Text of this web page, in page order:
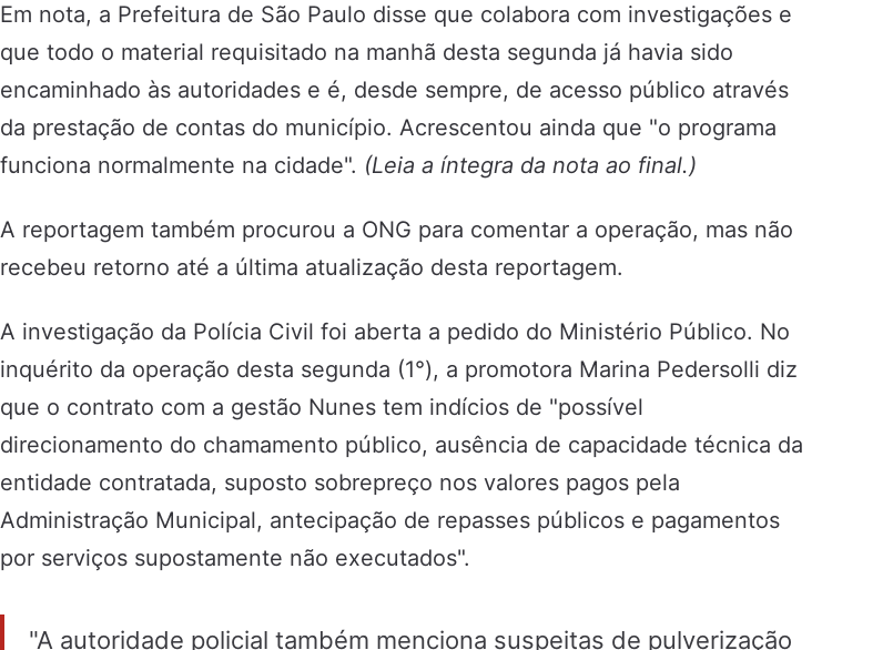
Em nota, a Prefeitura de São Paulo disse que colabora com investigações e
que todo o material requisitado na manhã desta segunda já havia sido
encaminhado às autoridades e é, desde sempre, de acesso público através
da prestação de contas do município. Acrescentou ainda que "o programa
funciona normalmente na cidade". (Leia a íntegra da nota ao final.)
A reportagem também procurou a ONG para comentar a operação, mas não
recebeu retorno até a última atualização desta reportagem.
A investigação da Polícia Civil foi aberta a pedido do Ministério Público. No
inquérito da operação desta segunda (1°), a promotora Marina Pedersolli diz
que o contrato com a gestão Nunes tem indícios de "possível
direcionamento do chamamento público, ausência de capacidade técnica da
entidade contratada, suposto sobrepreço nos valores pagos pela
Administração Municipal, antecipação de repasses públicos e pagamentos
por serviços supostamente não executados".
"A autoridade policial também menciona suspeitas de pulverização